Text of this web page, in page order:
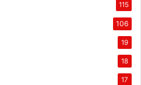
115
106
19
18
17